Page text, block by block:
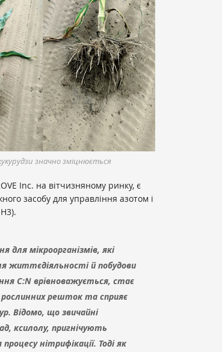
значно зміцнюється
Inc. на вітчизняному ринку, є
засобу для управління азотом і
3).
мікроорганізмів, які
життєдіяльності й побудови
С:N врівноважується, стає
рослинних решток та сприяє
Відомо, що звичайні
ксилолу, пригнічують
нітрифікації. Тоді як